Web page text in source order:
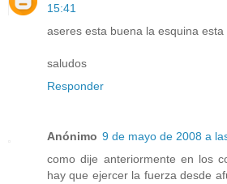
15:41
aseres esta buena la esquina esta
saludos
Responder
Anónimo 9 de mayo de 2008 a
como dije anteriormente en los
hay que ejercer la fuerza desde